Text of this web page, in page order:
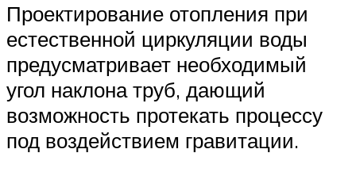
Проектирование отопления при
естественной циркуляции воды
предусматривает необходимый
угол наклона труб, дающий
возможность протекать процессу
под воздействием гравитации.